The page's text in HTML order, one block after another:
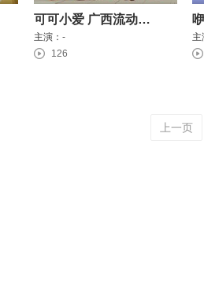
可可小爱 广西流动人口卫生计生系列
主演： -
126
主
上一页